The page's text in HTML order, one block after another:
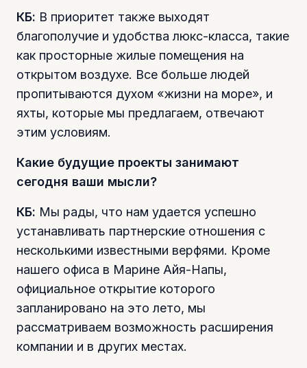
КБ: В приоритет также выходят
благополучие и удобства люкс-класса, такие
как просторные жилые помещения на
открытом воздухе. Все больше людей
пропитываются духом «жизни на море», и
яхты, которые мы предлагаем, отвечают
этим условиям.
Какие будущие проекты занимают
сегодня ваши мысли?
КБ: Мы рады, что нам удается успешно
устанавливать партнерские отношения с
несколькими известными верфями. Кроме
нашего офиса в Марине Айя-Напы,
официальное открытие которого
запланировано на это лето, мы
рассматриваем возможность расширения
компании и в других местах.